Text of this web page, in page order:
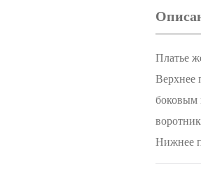
Платье
Верхнее
боковым
Нижнее